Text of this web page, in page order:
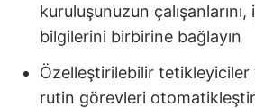
kuruluşunuzun
bilgilerini birbirine bağlayın
Özelleştirilebilir tetikleyiciler
rutin görevleri